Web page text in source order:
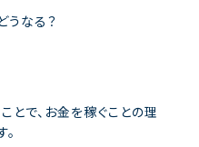
うなる？
で、お金を稼ぐことの理